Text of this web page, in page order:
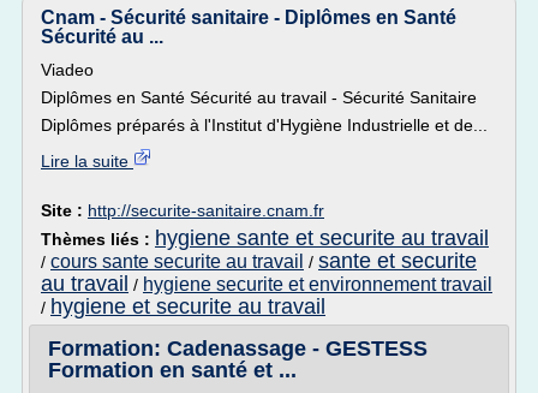
Cnam - Sécurité sanitaire - Diplômes en Santé
Sécurité au ...
Viadeo
Diplômes en Santé Sécurité au travail - Sécurité Sanitaire
Diplômes préparés à l'Institut d'Hygiène Industrielle et de...
Lire la suite
Site : http://securite-sanitaire.cnam.fr
Thèmes liés : hygiene sante et securite au travail
/ cours sante securite au travail / sante et securite
au travail / hygiene securite et environnement travail
/ hygiene et securite au travail
Formation: Cadenassage - GESTESS
Formation en santé et ...